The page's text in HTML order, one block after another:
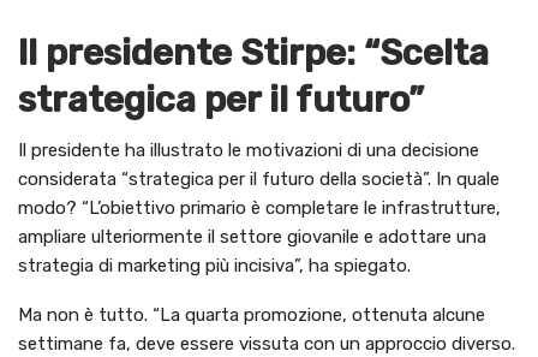
Il presidente Stirpe: “Scelta
strategica per il futuro”
Il presidente ha illustrato le motivazioni di una decisione
considerata “strategica per il futuro della società”. In quale
modo? “L’obiettivo primario è completare le infrastrutture,
ampliare ulteriormente il settore giovanile e adottare una
strategia di marketing più incisiva”, ha spiegato.
Ma non è tutto. “La quarta promozione, ottenuta alcune
settimane fa, deve essere vissuta con un approccio diverso.